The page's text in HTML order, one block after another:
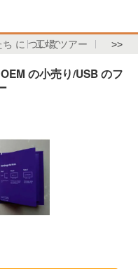
ち に つい て工場 ツアー >>
の小売り/USB のフ